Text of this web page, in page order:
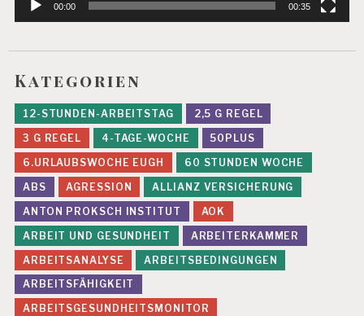
00:00 00:35
Kategorien
12-STUNDEN-ARBEITSTAG
2,5 G REGEL
3 G REGEL
4-TAGE-WOCHE
50PLUS
6.URLAUBSWOCHE EUGH
60 STUNDEN WOCHE
ABS
AGRESSION
ALLIANZ VERSICHERUNG
ANTON PROKSCH INSTITUT
AOK
ARBEIT UND GESUNDHEIT
ARBEITERKAMMER
ARBEITSANALYSE
ARBEITSBEDINGUNGEN
ARBEITSFÄHIGKEIT
ARBEITSGESUNDHEITSMONITOR